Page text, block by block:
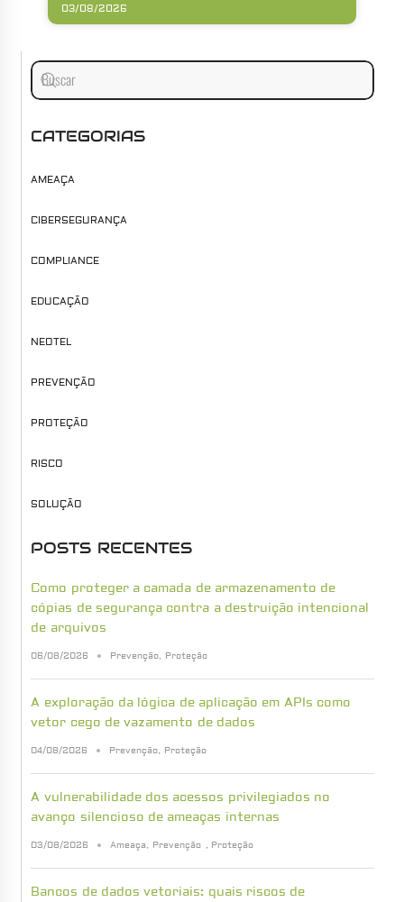
03/08/2026
CATEGORIAS
AMEAÇA
CIBERSEGURANÇA
COMPLIANCE
EDUCAÇÃO
NEOTEL
PREVENÇÃO
PROTEÇÃO
RISCO
SOLUÇÃO
POSTS RECENTES
Como proteger a camada de armazenamento de
cópias de segurança contra a destruição intencional
de arquivos
06/08/2026 Prevenção, Proteção
A exploração da lógica de aplicação em APIs como
vetor cego de vazamento de dados
04/08/2026 Prevenção, Proteção
A vulnerabilidade dos acessos privilegiados no
avanço silencioso de ameaças internas
03/08/2026 Ameaça, Prevenção , Proteção
Bancos de dados vetoriais: quais riscos de